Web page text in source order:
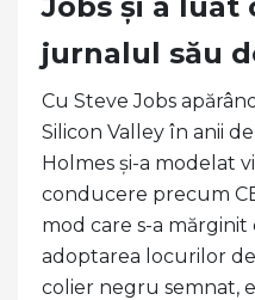
jurnalul său
Cu Steve Jobs
Silicon Valley în anii
Holmes și-a modelat
conducere precum
mod care s-a mărginit
adoptarea locurilor
colier negru semnat,